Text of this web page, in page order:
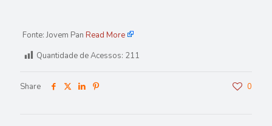
Fonte: Jovem Pan Read More
Quantidade de Acessos: 211
Share 0